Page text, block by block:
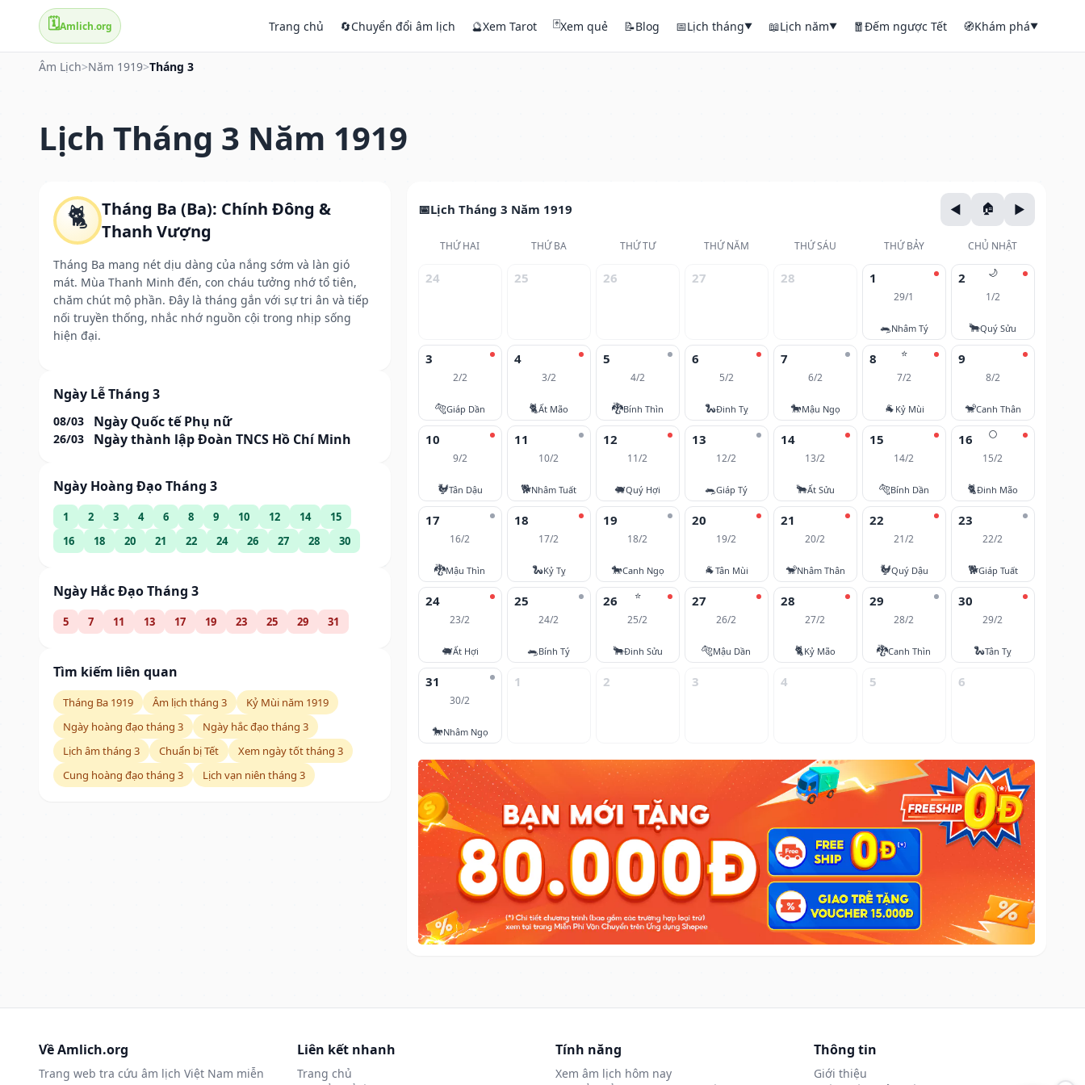
🗓️Amlich.org Trang chủ 🔄Chuyển đổi âm lịch 🔮Xem Tarot 🃏Xem quẻ 📝Blog 📅Lịch tháng▼ 📖Lịch năm▼ 🧧Đếm ngược Tết 🧭Khám phá▼
Âm Lịch>Năm 1919>Tháng 3
Lịch Tháng 3 Năm 1919
🐈
Tháng Ba (Ba): Chính Đông &
Thanh Vượng
Tháng Ba mang nét dịu dàng của nắng sớm và làn gió
mát. Mùa Thanh Minh đến, con cháu tưởng nhớ tổ tiên,
chăm chút mộ phần. Đây là tháng gắn với sự tri ân và tiếp
nối truyền thống, nhắc nhớ nguồn cội trong nhịp sống
hiện đại.
Ngày Lễ Tháng 3
08/03 Ngày Quốc tế Phụ nữ
26/03 Ngày thành lập Đoàn TNCS Hồ Chí Minh
Ngày Hoàng Đạo Tháng 3
1 2 3 4 6 8 9 10 12 14
15
16
18 20 21 22 24 26 27 28 30
Ngày Hắc Đạo Tháng 3
5 7 11 13 17 19 23 25 29 31
Tìm kiếm liên quan
Tháng Ba 1919 Âm lịch tháng 3
Kỷ Mùi năm 1919
Ngày hoàng đạo tháng 3
Ngày hắc đạo tháng 3
Lịch âm tháng 3
Chuẩn bị Tết
Xem ngày tốt tháng 3
Cung hoàng đạo tháng 3
Lịch vạn niên tháng 3
Lịch Tháng 3 Năm 1919
THỨ HAI THỨ BA THỨ TƯ THỨ NĂM THỨ SÁU THỨ BẢY CHỦ NHẬT
24 25 26 27 28 1
29/1
🐀Nhâm Tý
🌙
2
1/2
🐂Quý Sửu
3
2/2
🐅Giáp Dần
4
3/2
🐈Ất Mão
5
4/2
🐉Bính Thìn
6
5/2
🐍Đinh Tỵ
7
6/2
🐎Mậu Ngọ
⭐
8
7/2
🐐 Kỷ Mùi
9
8/2
🐒Canh Thân
10
9/2
🐓Tân Dậu
11
10/2
🐕Nhâm Tuất
12
11/2
🐖Quý Hợi
13
12/2
🐀Giáp Tý
14
13/2
🐂Ất Sửu
15
14/2
🐅Bính Dần
🌕
16
15/2
🐈Đinh Mão
17
16/2
🐉Mậu Thìn
18
17/2
🐍Kỷ Tỵ
19
18/2
🐎Canh Ngọ
20
19/2
🐐Tân Mùi
21
20/2
🐒Nhâm Thân
22
21/2
🐓Quý Dậu
23
22/2
🐕Giáp Tuất
24
23/2
🐖Ất Hợi
25
24/2
🐀Bính Tý
⭐
26
25/2
🐂Đinh Sửu
27
26/2
🐅Mậu Dần
28
27/2
🐈Kỷ Mão
29
28/2
🐉Canh Thìn
30
29/2
🐍Tân Tỵ
31
30/2
🐎Nhâm Ngọ
1 2 3 4 5 6
Về Amlich.org
Trang web tra cứu âm lịch Việt Nam miễn
Liên kết nhanh
Trang chủ
Tính năng
Xem âm lịch hôm nay
Thông tin
Giới thiệu